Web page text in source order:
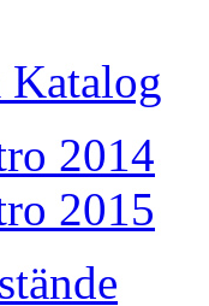
2014
2015